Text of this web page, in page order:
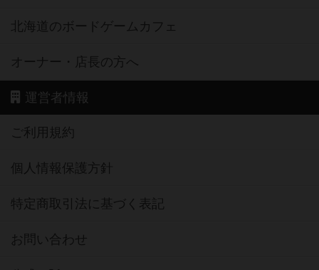
北海道のボードゲームカフェ
オーナー・店長の方へ
運営者情報
ご利用規約
個人情報保護方針
特定商取引法に基づく表記
お問い合わせ